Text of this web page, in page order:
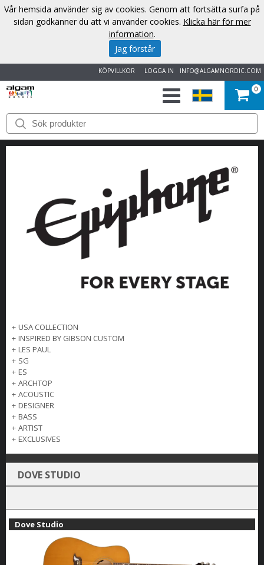
INFO@ALGAMNORDIC.COM
LOGGA IN
KÖPVILLKOR
START
VARUMÄRKEN
OM
OSS
KONTAKT
0
+ USA COLLECTION
+ INSPIRED BY GIBSON CUSTOM
+ LES PAUL
+ SG
+ ES
+ ARCHTOP
+ ACOUSTIC
+ DESIGNER
+ BASS
+ ARTIST
+ EXCLUSIVES
DOVE STUDIO
Dove Studio
Vår hemsida använder sig av cookies. Genom att fortsätta surfa på
sidan godkänner du att vi använder cookies. Klicka här för mer
information.
Jag förstår